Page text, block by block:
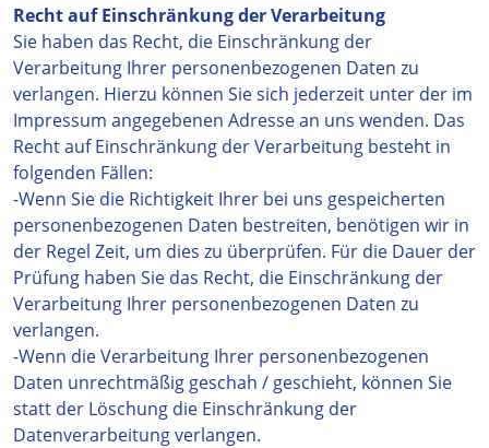
Recht auf Einschränkung der Verarbeitung
Sie haben das Recht, die Einschränkung der
Verarbeitung Ihrer personenbezogenen Daten zu
verlangen. Hierzu können Sie sich jederzeit unter der im
Impressum angegebenen Adresse an uns wenden. Das
Recht auf Einschränkung der Verarbeitung besteht in
folgenden Fällen:
-Wenn Sie die Richtigkeit Ihrer bei uns gespeicherten
personenbezogenen Daten bestreiten, benötigen wir in
der Regel Zeit, um dies zu überprüfen. Für die Dauer der
Prüfung haben Sie das Recht, die Einschränkung der
Verarbeitung Ihrer personenbezogenen Daten zu
verlangen.
-Wenn die Verarbeitung Ihrer personenbezogenen
Daten unrechtmäßig geschah / geschieht, können Sie
statt der Löschung die Einschränkung der
Datenverarbeitung verlangen.